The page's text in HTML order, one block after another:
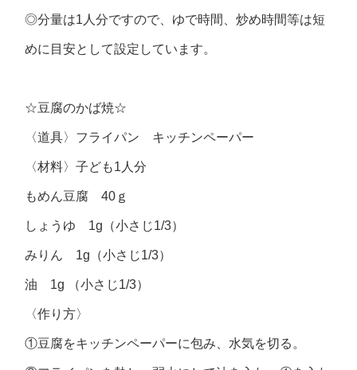
◎分量は1人分ですので、ゆで時間、炒め時間等は短
めに目安として設定しています。
☆豆腐のかば焼☆
〈道具〉フライパン キッチンペーパー
〈材料〉子ども1人分
もめん豆腐 40ｇ
しょうゆ 1g（小さじ1/3）
みりん 1g（小さじ1/3）
油 1g （小さじ1/3）
〈作り方〉
①豆腐をキッチンペーパーに包み、水気を切る。